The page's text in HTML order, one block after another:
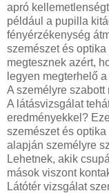
apró
például a pupilla
fényérzékenység
szemészet és
megtesznek azért,
legyen megterhelő
A személyre
A látásvizsgálat
eredményekkel?
szemészet és
alapján személyre
Lehetnek, akik
mások viszont
Látótér vizsgálat